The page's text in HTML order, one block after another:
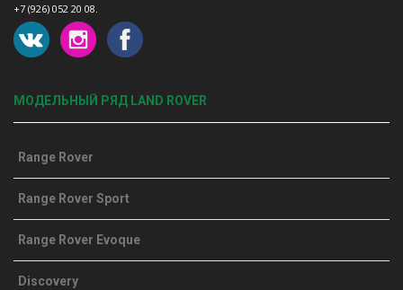
+7 (926) 052 20 08.
МОДЕЛЬНЫЙ РЯД LAND ROVER
Range Rover
Range Rover Sport
Range Rover Evoque
Discovery